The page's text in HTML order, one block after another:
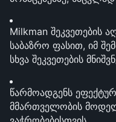
Milkman შეკვეთების
საბაზრო ფასით, იმ
სხვა შეკვეთების
წარმოადგენს
მმართველობის